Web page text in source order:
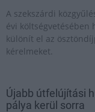
A szekszárdi
évi
különít el az
kérelmeket.
Újabb útfelújítási
pálya kerül sorra